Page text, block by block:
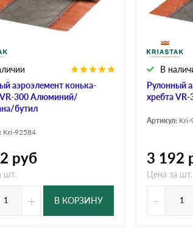
аэроэлемент конька-
VR-300 Алюминий/
бутил
Kri-92584
руб
шт.
+ В КОРЗИНУ
Рулонный
хребта
В
Артикул: Kri-
3 192
Цена за шт.
-